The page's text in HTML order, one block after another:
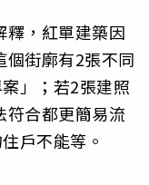
釋，紅單建築因
街廓有2張不同
」；若2張建照
符合都更簡易流
戶不能等。